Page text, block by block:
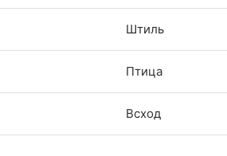
Штиль
Птица
Всход